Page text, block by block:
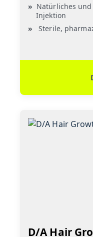
Natürliches
Injektion
Sterile,
D/A Hair